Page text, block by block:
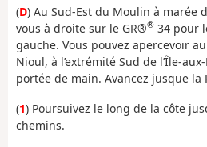
(D) Au Sud-Est du Moulin à marée
vous à droite sur le GR®® 34 pour
gauche. Vous pouvez apercevoir
Nioul, à l’extrémité Sud de l’Île-
portée de main. Avancez jusque la
(1) Poursuivez le long de la côte
chemins.